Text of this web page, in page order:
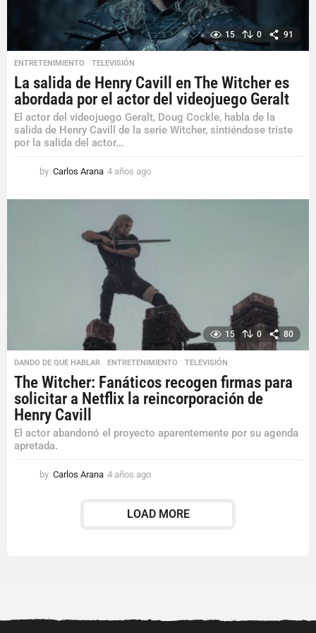
15 0 91
ENTRETENIMIENTO ,TELEVISIÓN
La salida de Henry Cavill en The Witcher es
abordada por el actor del videojuego Geralt
El actor del videojuego Geralt, Doug Cockle, habla de la
salida de Henry Cavill de la serie Witcher, sintiéndose triste
por la salida del actor...
by Carlos Arana 4 años ago
ñ
a
15 0 80
DANDO DE QUE HABLAR ,ENTRETENIMIENTO ,TELEVISIÓN
The Witcher: Fanáticos recogen firmas para
solicitar a Netflix la reincorporación de
Henry Cavill
El actor abandonó el proyecto aparentemente por su agenda
apretada.
by Carlos Arana 4 años ago
o
LOAD MORE